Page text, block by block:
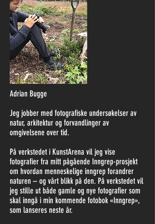
Adrian Bugge
Jeg jobber med fotografiske undersøkelser av
natur, arkitektur og forvandlinger av
omgivelsene over tid.
På verkstedet i KunstArena vil jeg vise
fotografier fra mitt pågående Inngrep-prosjekt
om hvordan menneskelige inngrep forandrer
naturen – og vårt blikk på den. På verkstedet vil
jeg stille ut både gamle og nye fotografier som
skal inngå i min kommende fotobok «Inngrep»,
som lanseres neste år.